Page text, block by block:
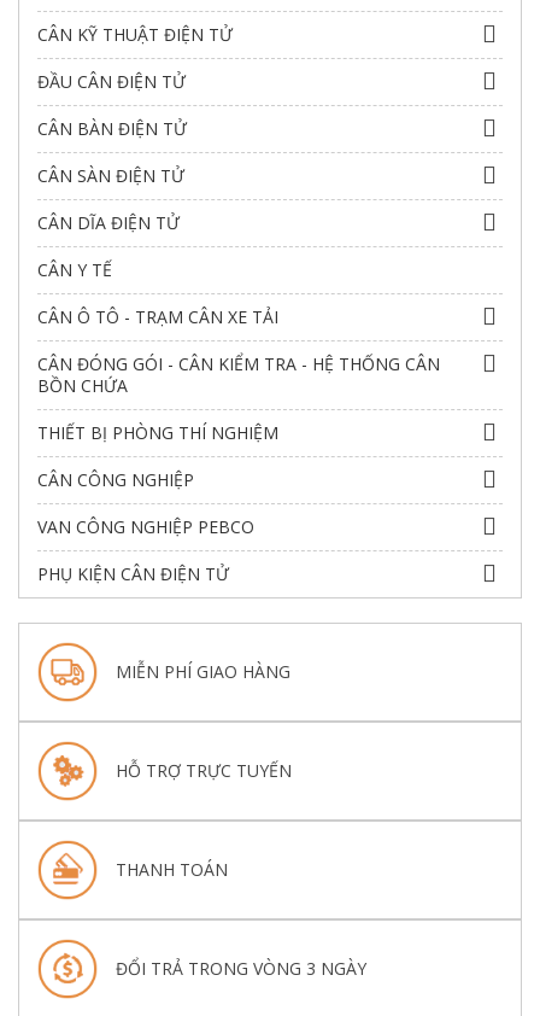
CÂN KỸ THUẬT ĐIỆN TỬ
ĐẦU CÂN ĐIỆN TỬ
CÂN BÀN ĐIỆN TỬ
CÂN SÀN ĐIỆN TỬ
CÂN DĨA ĐIỆN TỬ
CÂN Y TẾ
CÂN Ô TÔ - TRẠM CÂN XE TẢI
CÂN ĐÓNG GÓI - CÂN KIỂM TRA - HỆ THỐNG CÂN
BỒN CHỨA
THIẾT BỊ PHÒNG THÍ NGHIỆM
CÂN CÔNG NGHIỆP
VAN CÔNG NGHIỆP PEBCO
PHỤ KIỆN CÂN ĐIỆN TỬ
MIỄN PHÍ GIAO HÀNG
HỖ TRỢ TRỰC TUYẾN
THANH TOÁN
ĐỔI TRẢ TRONG VÒNG 3 NGÀY